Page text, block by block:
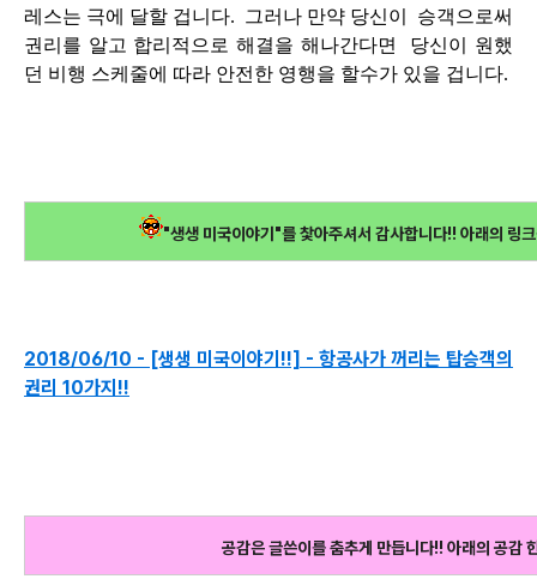
레스는 극에 달할 겁니다. 그러나 만약 당신이 승객으로써
권리를 알고 합리적으로 해결을 해나간다면 당신이 원했
던 비행 스케줄에 따라 안전한 영행을 할수가 있을 겁니다.
"생생 미국이야기"를 찿아주셔서 감사합니다!! 아래의 링
2018/06/10 - [생생 미국이야기!!] - 항공사가 꺼리는 탑승객의
권리 10가지!!
공감은 글쓴이를 춤추게 만듭니다!! 아래의 공감